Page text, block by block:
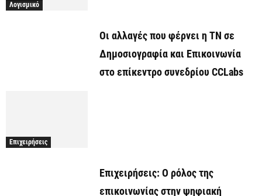
Λογισμικό
Οι αλλαγές που φέρνει η ΤΝ σε
Δημοσιογραφία και Επικοινωνία
στο επίκεντρο συνεδρίου CCLabs
Επιχειρήσεις
Επιχειρήσεις: Ο ρόλος της
επικοινωνίας στην ψηφιακή